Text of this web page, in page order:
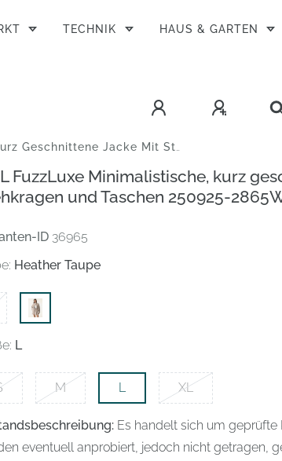
TECHNIK HAUS & GARTEN
Mit Stehkragen Und Taschen 250925-2865W28
FuzzLuxe Minimalistische, kurz
und Taschen 250925-
ID 36965
Heather Taupe
L
M L XL
Es handelt sich um geprüfte
eventuell anprobiert, jedoch nicht getragen,